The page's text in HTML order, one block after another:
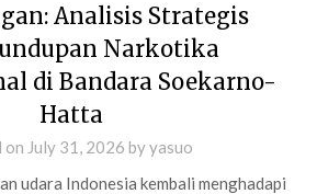
Analisis Strategis
Narkotika
di Bandara Soekarno-
Hatta
on July 31, 2026 byyasuo
udara Indonesia kembali menghadapi